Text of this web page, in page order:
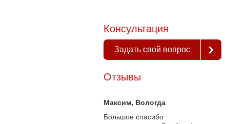
Консультация
Задать свой вопрос
Отзывы
Максим, Вологда
Большое спасибо